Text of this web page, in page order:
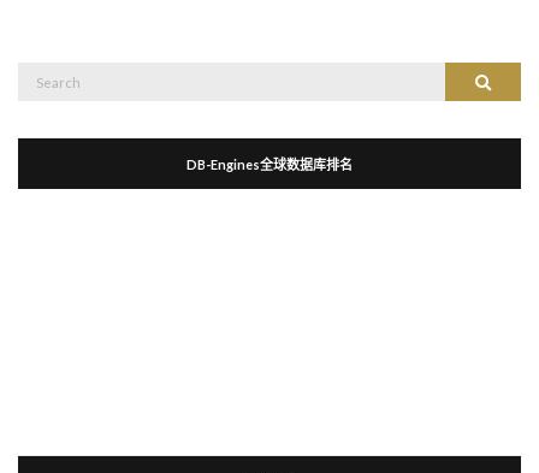
Search
DB-Engines全球数据库排名